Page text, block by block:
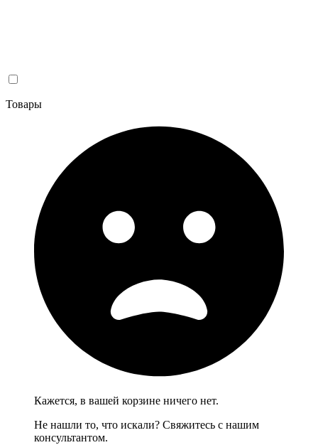
Товары
Кажется, в вашей корзине ничего нет.
Не нашли то, что искали? Свяжитесь с нашим
консультантом.